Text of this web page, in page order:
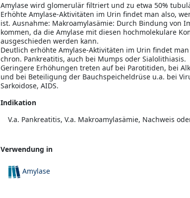
Amylase wird glomerulär filtriert und zu etwa 50%
Erhöhte Amylase-Aktivitäten im Urin findet man also,
ist. Ausnahme: Makroamylasämie: Durch Bindung von
kommen, da die Amylase mit diesen hochmolekulare
ausgeschieden werden kann.
Deutlich erhöhte Amylase-Aktivitäten im Urin findet
chron. Pankreatitis, auch bei Mumps oder Sialolithiasis.
Geringere Erhöhungen treten auf bei Parotitiden, bei
und bei Beteiligung der Bauchspeicheldrüse u.a. bei
Sarkoidose, AIDS.
Indikation
V.a. Pankreatitis, V.a. Makroamylasämie, Nachweis
Verwendung in
Amylase